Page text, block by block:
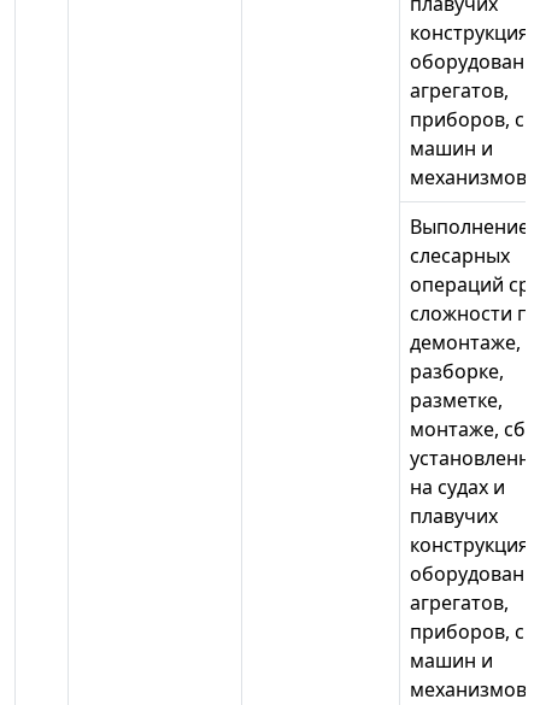
конструкциях
агрегатов,
приборов,
машин и
механизмов
Выполнение
слесарных
операций
сложности
демонтаже,
разборке,
разметке,
монтаже,
на судах и
плавучих
конструкциях
агрегатов,
приборов,
машин и
механизмов